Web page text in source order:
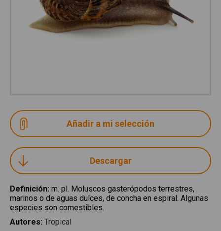
Descargar
Definición: m. pl. Moluscos gasterópodos terrestres,
marinos o de aguas dulces, de concha en espiral. Algunas
especies son comestibles.
Autores: Tropical